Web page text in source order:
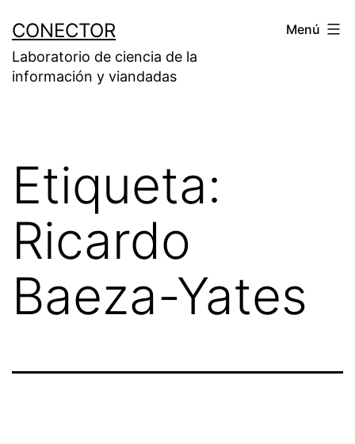
contenido
CONECTOR
Laboratorio de ciencia de la
información y viandadas
Menú
Etiqueta:
Ricardo
Baeza-Yates